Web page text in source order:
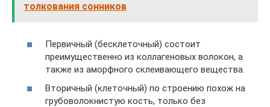
толкования сонников
Первичный (бесклеточный) состоит
преимущественно из коллагеновых волокон, а
также из аморфного склеивающего вещества.
Вторичный (клеточный) по строению похож на
грубоволокнистую кость, только без